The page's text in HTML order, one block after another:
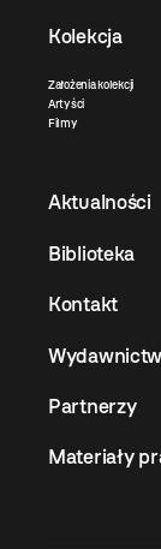
Kolekcja
Założenia kolekcji
Artyści
Filmy
Aktualności
Biblioteka
Kontakt
Partnerzy
Materiały